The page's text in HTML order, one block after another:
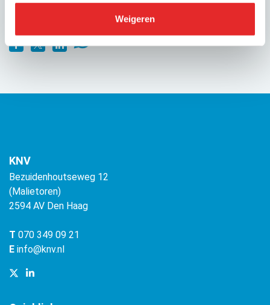
Weigeren
KNV
Bezuidenhoutseweg 12
(Malietoren)
2594 AV Den Haag
T 070 349 09 21
E info@knv.nl